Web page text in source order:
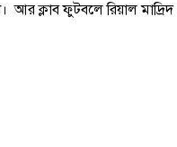
ক্লাব ফুটবলে রিয়াল